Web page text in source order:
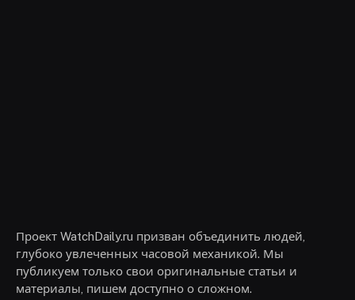
Проект WatchDaily.ru призван объединить людей,
глубоко увлеченных часовой механикой. Мы
публикуем только свои оригинальные статьи и
материалы, пишем доступно о сложном.